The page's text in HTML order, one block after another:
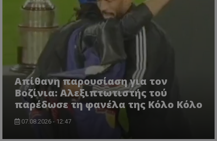
Απίθανη παρουσίαση για τον
Βοζίνια: Αλεξιπτωτιστής τού
παρέδωσε τη φανέλα της Κόλο Κόλο
07.08.2026 - 12:47